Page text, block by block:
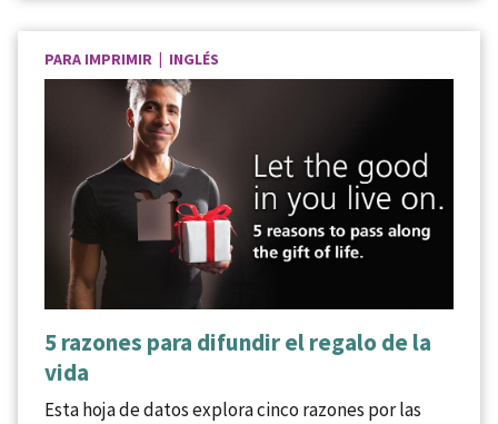
PARA IMPRIMIR | INGLÉS
5 razones para difundir el regalo de la
vida
Esta hoja de datos explora cinco razones por las